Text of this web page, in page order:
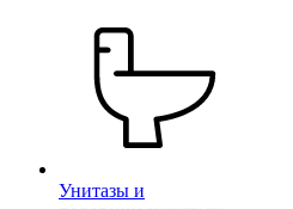
Унитазы и